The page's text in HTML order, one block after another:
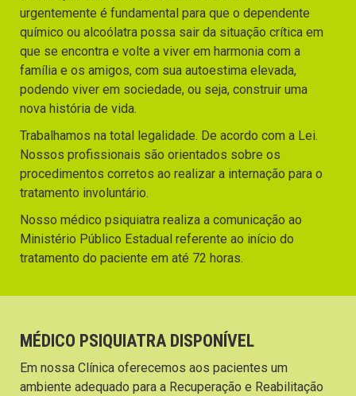
urgentemente é fundamental para que o dependente
químico ou alcoólatra possa sair da situação crítica em
que se encontra e volte a viver em harmonia com a
família e os amigos, com sua autoestima elevada,
podendo viver em sociedade, ou seja, construir uma
nova história de vida.
Trabalhamos na total legalidade. De acordo com a Lei.
Nossos profissionais são orientados sobre os
procedimentos corretos ao realizar a internação para o
tratamento involuntário.
Nosso médico psiquiatra realiza a comunicação ao
Ministério Público Estadual referente ao início do
tratamento do paciente em até 72 horas.
MÉDICO PSIQUIATRA DISPONÍVEL
Em nossa Clínica oferecemos aos pacientes um
ambiente adequado para a Recuperação e Reabilitação